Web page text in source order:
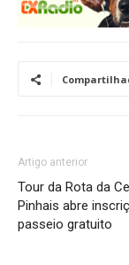
Artigo anterior
Tour da Rota da
Pinhais abre
passeio gratuito